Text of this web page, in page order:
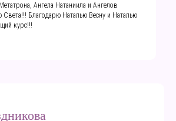
Ангела Натаниила и Ангелов
Благодарю Наталью Весну и Наталью
курс!!!